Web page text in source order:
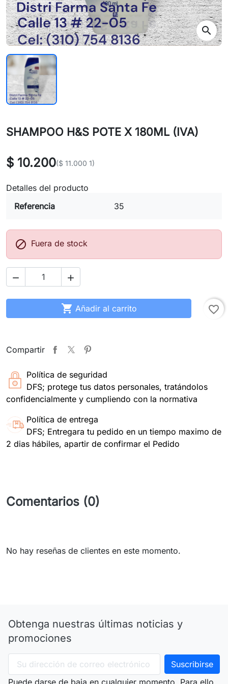
search
SHAMPOO H&S POTE X 180ML (IVA)
$ 10.200($ 11.000 1)
Detalles del producto
Referencia
35
 Fuera de stock
 
 Añadir al carrito favorite_border
Compartir
Política de seguridad
DFS; protege tus datos personales, tratándolos
confidencialmente y cumpliendo con la normativa
Política de entrega
DFS; Entregara tu pedido en un tiempo maximo de
2 dias hábiles, apartir de confirmar el Pedido
Comentarios (0)
No hay reseñas de clientes en este momento.
Obtenga nuestras últimas noticias y
promociones